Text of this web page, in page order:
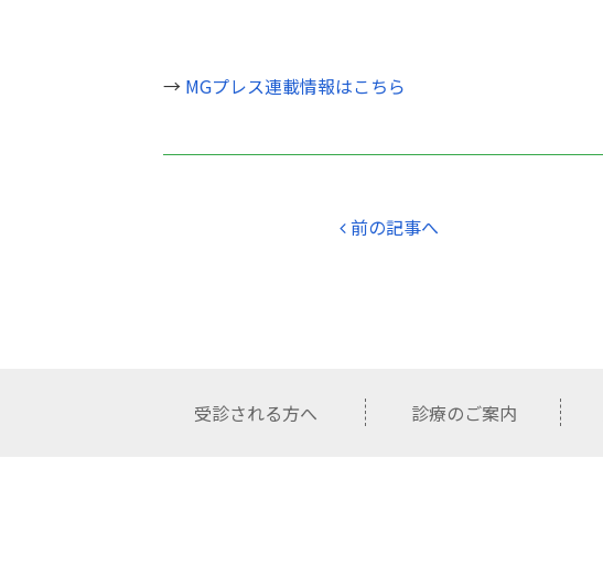
→ MGプレス連載情報はこちら
前の記事へ
受診される方へ 診療のご案内